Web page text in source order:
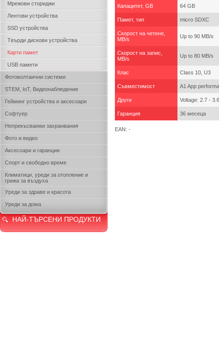
Мрежови сториджи
Лентови устройства
SSD устройства
Твърди дискови устройства
Карти памет
USB памети
Фотоволтаични системи
STEM, IoT, Видеонаблюдение
Гейминг устройства и аксесоари
Софтуер
Непрекъсваеми захранвания
Фото и видео
Аксесоари и гаранции
Спорт и свободно време
Климатици, уреди за отопление и
грижа за въздуха
Уреди за здраве и красота
Уреди за дома
НАЙ-ТЪРСЕНИ ПРОДУКТИ
Капацитет, GB 64 GB
Памет, тип micro SDXC
Скорост на четене,
MB/s
Up to 90 MB/s
Скорост на запис,
MB/s
Up to 80 MB/s
Клас Class 10, U3
Съвместимост A1 App
Други Voltage: 2.7 -
Гаранция 36 месеца
EAN: -